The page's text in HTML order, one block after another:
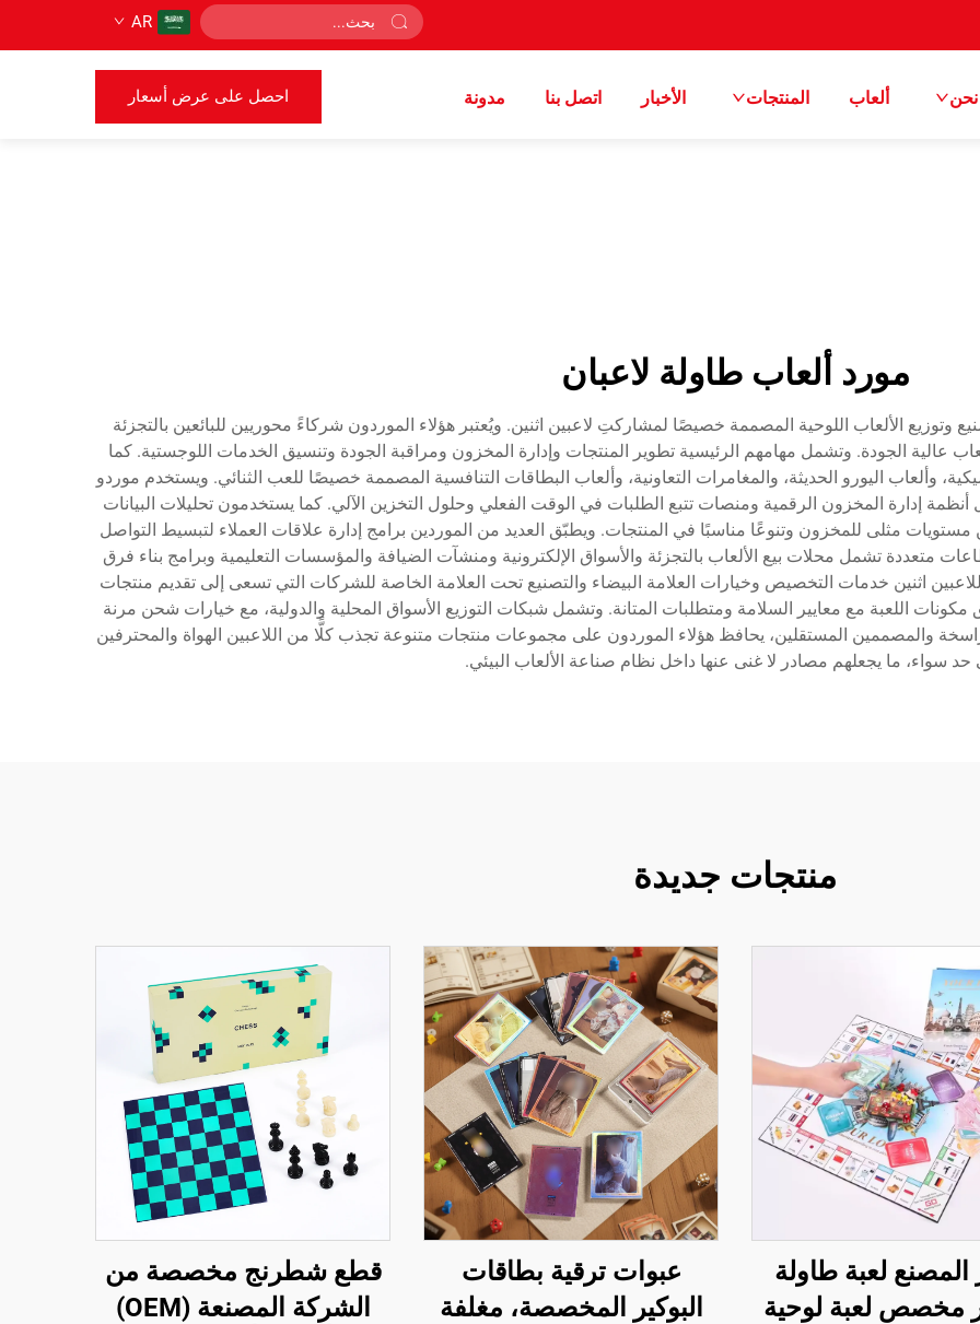
AR
ألعاب المنتجات الأخبار اتصل بنا مدونة احصل على عرض أسعار
مورد ألعاب طاولة لاعبان
وتوزيع الألعاب اللوحية المصممة خصيصًا لمشاركتِ لاعبين اثنين. ويُعتبر هؤلاء الموردون شركاءً محوريين للبائعين بالتجزئة
عالية الجودة. وتشمل مهامهم الرئيسية تطوير المنتجات وإدارة المخزون ومراقبة الجودة وتنسيق الخدمات اللوجستية. كما
وألعاب اليورو الحديثة، والمغامرات التعاونية، وألعاب البطاقات التنافسية المصممة خصيصًا للعب الثنائي. ويستخدم موردو
أنظمة إدارة المخزون الرقمية ومنصات تتبع الطلبات في الوقت الفعلي وحلول التخزين الآلي. كما يستخدمون تحليلات البيانات
مثلى للمخزون وتنوعًا مناسبًا في المنتجات. ويطبّق العديد من الموردين برامج إدارة علاقات العملاء لتبسيط التواصل
متعددة تشمل محلات بيع الألعاب بالتجزئة والأسواق الإلكترونية ومنشآت الضيافة والمؤسسات التعليمية وبرامج بناء فرق
اثنين خدمات التخصيص وخيارات العلامة البيضاء والتصنيع تحت العلامة الخاصة للشركات التي تسعى إلى تقديم منتجات
اللعبة مع معايير السلامة ومتطلبات المتانة. وتشمل شبكات التوزيع الأسواق المحلية والدولية، مع خيارات شحن مرنة
والمصممين المستقلين، يحافظ هؤلاء الموردون على مجموعات منتجات متنوعة تجذب كلًّا من اللاعبين الهواة والمحترفين
حد سواء، ما يجعلهم مصادر لا غنى عنها داخل نظام صناعة الألعاب البيئي.
منتجات جديدة
لعبة طاولة
مخصص لعبة لوحية
عبوات ترقية بطاقات
البوكير المخصصة، مغلفة
قطع شطرنج مخصصة من
الشركة المصنعة (OEM)